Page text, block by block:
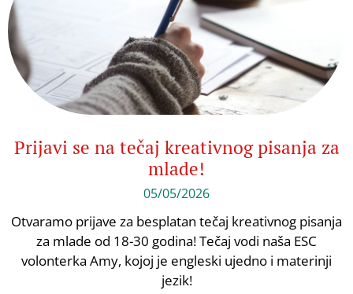
Prijavi se na tečaj kreativnog pisanja za
mlade!
05/05/2026
Otvaramo prijave za besplatan tečaj kreativnog pisanja
za mlade od 18-30 godina! Tečaj vodi naša ESC
volonterka Amy, kojoj je engleski ujedno i materinji
jezik!